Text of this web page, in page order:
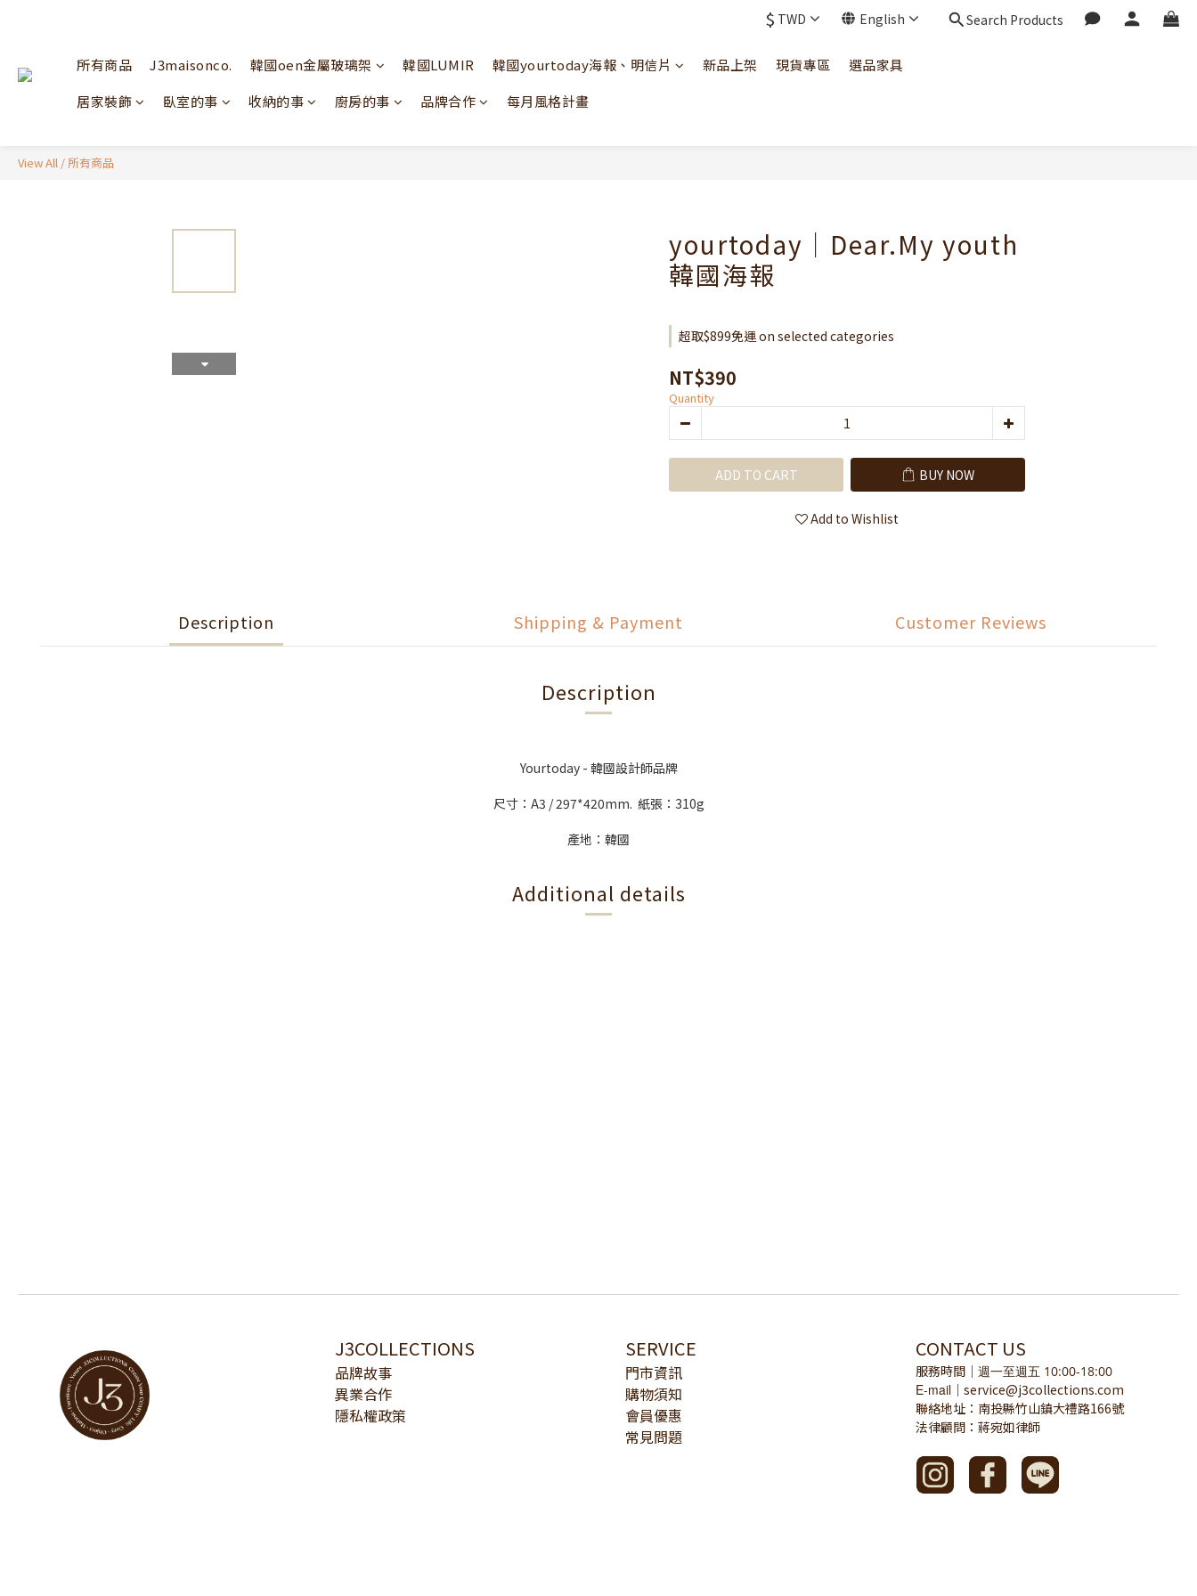
$ TWD English Search Products
所有商品 J3maisonco. 韓國oen金屬玻璃架 韓國LUMIR 韓國yourtoday海報、明信片 新品上架 現貨專區
選品家具
居家裝飾
臥室的事 收納的事 廚房的事 品牌合作 每月風格計畫
View All / 所有商品
yourtoday｜Dear.My youth
韓國海報
超取$899免運 on selected categories
NT$390
Quantity
ADD TO CART BUY NOW
Add to Wishlist
Description Shipping & Payment Customer Reviews
Description
Yourtoday - 韓國設計師品牌
尺寸：A3 / 297*420mm. 紙張：310g
產地：韓國
Additional details
J3COLLECTIONS
品牌故事
異業合作
隱私權政策
SERVICE
門市資訊
購物須知
會員優惠
常見問題
CONTACT US
服務時間 ｜ 週一至週五 10:00-18:00
E-mail ｜ service@j3collections.com
聯絡地址：南投縣竹山鎮大禮路166號
法律顧問：蔣宛如律師